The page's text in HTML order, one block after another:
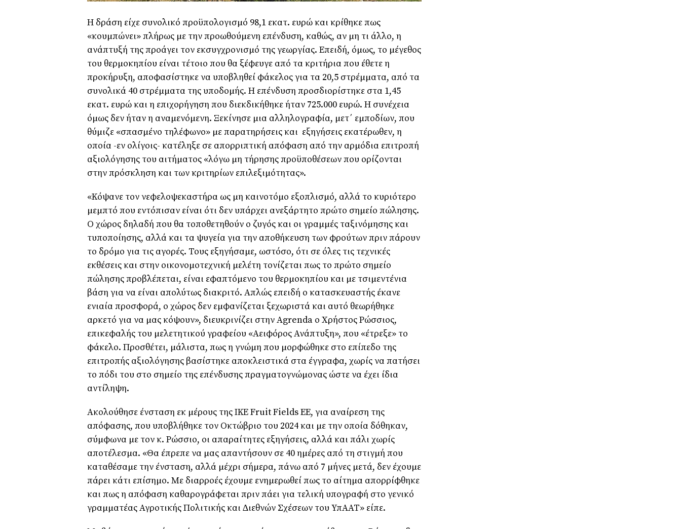
Η δράση είχε συνολικό προϋπολογισµό 98,1 εκατ. ευρώ και κρίθηκε πως
«κουµπώνει» πλήρως µε την προωθούµενη επένδυση, καθώς, αν µη τι άλλο, η
ανάπτυξή της προάγει τον εκσυγχρονισµό της γεωργίας. Επειδή, όµως, το µέγεθος
του θερµοκηπίου είναι τέτοιο που θα ξέφευγε από τα κριτήρια που έθετε η
προκήρυξη, αποφασίστηκε να υποβληθεί φάκελος για τα 20,5 στρέµµατα, από τα
συνολικά 40 στρέµµατα της υποδοµής. Η επένδυση προσδιορίστηκε στα 1,45
εκατ. ευρώ και η επιχορήγηση που διεκδικήθηκε ήταν 725.000 ευρώ. Η συνέχεια
όµως δεν ήταν η αναµενόµενη. Ξεκίνησε µια αλληλογραφία, µετ΄ εµποδίων, που
θύµιζε «σπασµένο τηλέφωνο» µε παρατηρήσεις και εξηγήσεις εκατέρωθεν, η
οποία -εν ολίγοις- κατέληξε σε απορριπτική απόφαση από την αρµόδια επιτροπή
αξιολόγησης του αιτήµατος «λόγω µη τήρησης προϋποθέσεων που ορίζονται
στην πρόσκληση και των κριτηρίων επιλεξιµότητας».
«Κόψανε τον νεφελοψεκαστήρα ως µη καινοτόµο εξοπλισµό, αλλά το κυριότερο
µεµπτό που εντόπισαν είναι ότι δεν υπάρχει ανεξάρτητο πρώτο σηµείο πώλησης.
Ο χώρος δηλαδή που θα τοποθετηθούν ο ζυγός και οι γραµµές ταξινόµησης και
τυποποίησης, αλλά και τα ψυγεία για την αποθήκευση των φρούτων πριν πάρουν
το δρόµο για τις αγορές. Τους εξηγήσαµε, ωστόσο, ότι σε όλες τις τεχνικές
εκθέσεις και στην οικονοµοτεχνική µελέτη τονίζεται πως το πρώτο σηµείο
πώλησης προβλέπεται, είναι εφαπτόµενο του θερµοκηπίου και µε τσιµεντένια
βάση για να είναι απολύτως διακριτό. Απλώς επειδή ο κατασκευαστής έκανε
ενιαία προσφορά, ο χώρος δεν εµφανίζεται ξεχωριστά και αυτό θεωρήθηκε
αρκετό για να µας κόψουν», διευκρινίζει στην Agrenda ο Χρήστος Ρώσσιος,
επικεφαλής του µελετητικού γραφείου «Αειφόρος Ανάπτυξη», που «έτρεξε» το
φάκελο. Προσθέτει, µάλιστα, πως η γνώµη που µορφώθηκε στο επίπεδο της
επιτροπής αξιολόγησης βασίστηκε αποκλειστικά στα έγγραφα, χωρίς να πατήσει
το πόδι του στο σηµείο της επένδυσης πραγµατογνώµονας ώστε να έχει ίδια
αντίληψη.
Ακολούθησε ένσταση εκ µέρους της ΙΚΕ Fruit Fields EE, για αναίρεση της
απόφασης, που υποβλήθηκε τον Οκτώβριο του 2024 και µε την οποία δόθηκαν,
σύµφωνα µε τον κ. Ρώσσιο, οι απαραίτητες εξηγήσεις, αλλά και πάλι χωρίς
αποτέλεσµα. «Θα έπρεπε να µας απαντήσουν σε 40 ηµέρες από τη στιγµή που
καταθέσαµε την ένσταση, αλλά µέχρι σήµερα, πάνω από 7 µήνες µετά, δεν έχουµε
πάρει κάτι επίσηµο. Με διαρροές έχουµε ενηµερωθεί πως το αίτηµα απορρίφθηκε
και πως η απόφαση καθαρογράφεται πριν πάει για τελική υπογραφή στο γενικό
γραµµατέας Αγροτικής Πολιτικής και ∆ιεθνών Σχέσεων του ΥπΑΑΤ» είπε.